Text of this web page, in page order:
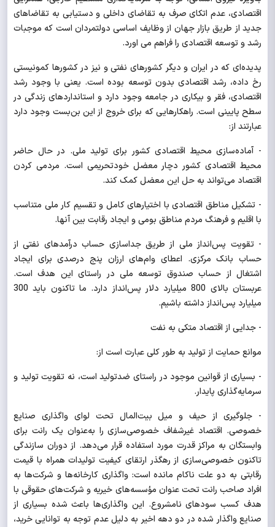
اقتصادی، عدم اتکای صرف به تقاضای داخلی و دستیابی به تقاضاهای
جدید از طریق بازار جهان از وظایف اساسی دولتمردان است که موجبات
رشد و توسعه اقتصادی را فراهم می اورد.
پدیده‌ای که در ایران و دیگر کشورهای نفتی و نیز در کشورها کمونیستی
رخ داده، رشد اقتصادی بدون توسعه بوده است. یعنی با وجود رشد
اقتصادی، فقر و بیکاری در جامعه وجود دارد و استانداردهای زندگی در
سطح پایینی است. راهکارهایی که برای خروج از این بن‌بست وجود دارد
عبارتند از:
- آماده‌سازی محیط اقتصادی کشور برای تولید ملی. در حال حاضر
محیط اقتصادی کشور دچار معضل خودتحریمی است. مردمی کردن
اقتصاد می‌تواند به حل این معضل کمک کند.
- تشکیل مناطق اقتصادی با اختیارهای کامل و تقسیم کار ملی متناسب
با اقلیم و فرهنگ مردم مناطق بومی و ایجاد رقابت بین آنها.
- تقویت پس‌انداز ملی از طریق جداسازی حساب درآمدهای نفتی از
حساب بانک مرکزی. اعطای وام‌های ارزان پنج درصدی برای ایجاد
اشتغال از حساب صندوق توسعه ملی در راستای این هدف است.
عربستان بالای 800 میلیارد دلار پس‌انداز دارد. ما تاکنون باید 300
میلیارد پس‌انداز داشته باشیم.
- جدایی از اقتصاد متکی به نفت
موانع حمایت از تولید به طور کلی عبارت است از:
- بسیاری از قوانین موجود در راستای ضدتولید است، نه تقویت تولید و
سرمایه‌گذاری پایدار.
- جلوگیری از حیف و میل بیت‌المال تحت لوای واگذاری صنایع
خصوصی. اقتصاد غیرشفاف خصوصی‌سازی را به‌عنوان یک رانت‌ برای
وابستگان به مراکز قدرت مورد استفاده قرار می‌دهد. از دوران سازندگی
تاکنون خصوصی‌سازی از رهگذر ارتقای کیفیت تولیدات همراه با قیمت
رقابتی به دو علت ناکام مانده است: واگذاری کارخانه‌ها و شرکت‌ها به
افراد صاحب رانت تحت عنوان مؤسسه‌های خیریه و شرکت‌های حقوقی با
هدف کسب سودهای نامشروع. این واگذاری‌ها باعث شده بسیاری از
صنایع واگذار شده در دو دهه اخیر به دلیل عدم توجه به توانایی خرید،